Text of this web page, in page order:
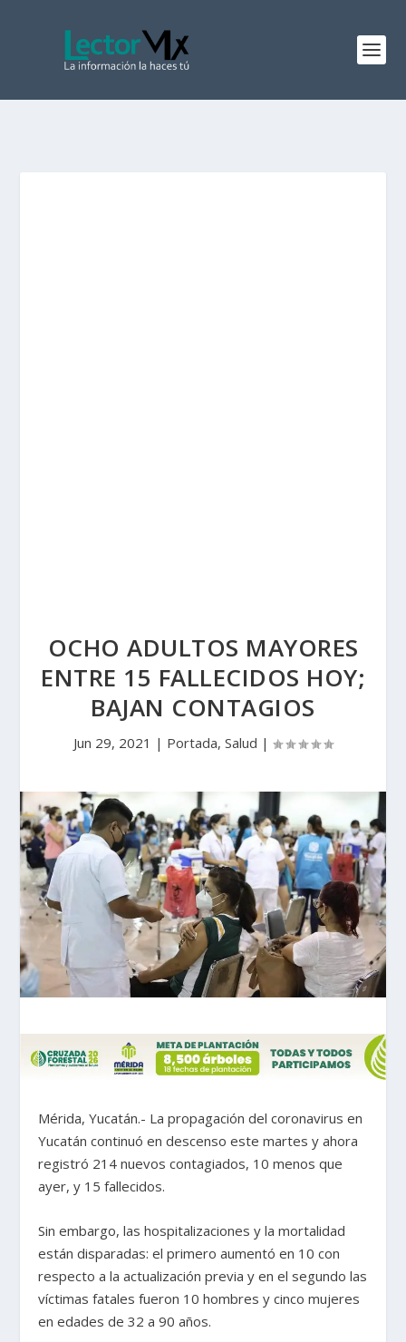
OCHO ADULTOS MAYORES
ENTRE 15 FALLECIDOS HOY;
BAJAN CONTAGIOS
Jun 29, 2021 | Portada, Salud |
Mérida, Yucatán.- La propagación del coronavirus en
Yucatán continuó en descenso este martes y ahora
registró 214 nuevos contagiados, 10 menos que
ayer, y 15 fallecidos.
Sin embargo, las hospitalizaciones y la mortalidad
están disparadas: el primero aumentó en 10 con
respecto a la actualización previa y en el segundo las
víctimas fatales fueron 10 hombres y cinco mujeres
en edades de 32 a 90 años.